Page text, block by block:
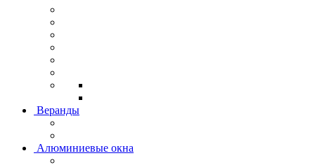
Веранды
Алюминиевые окна